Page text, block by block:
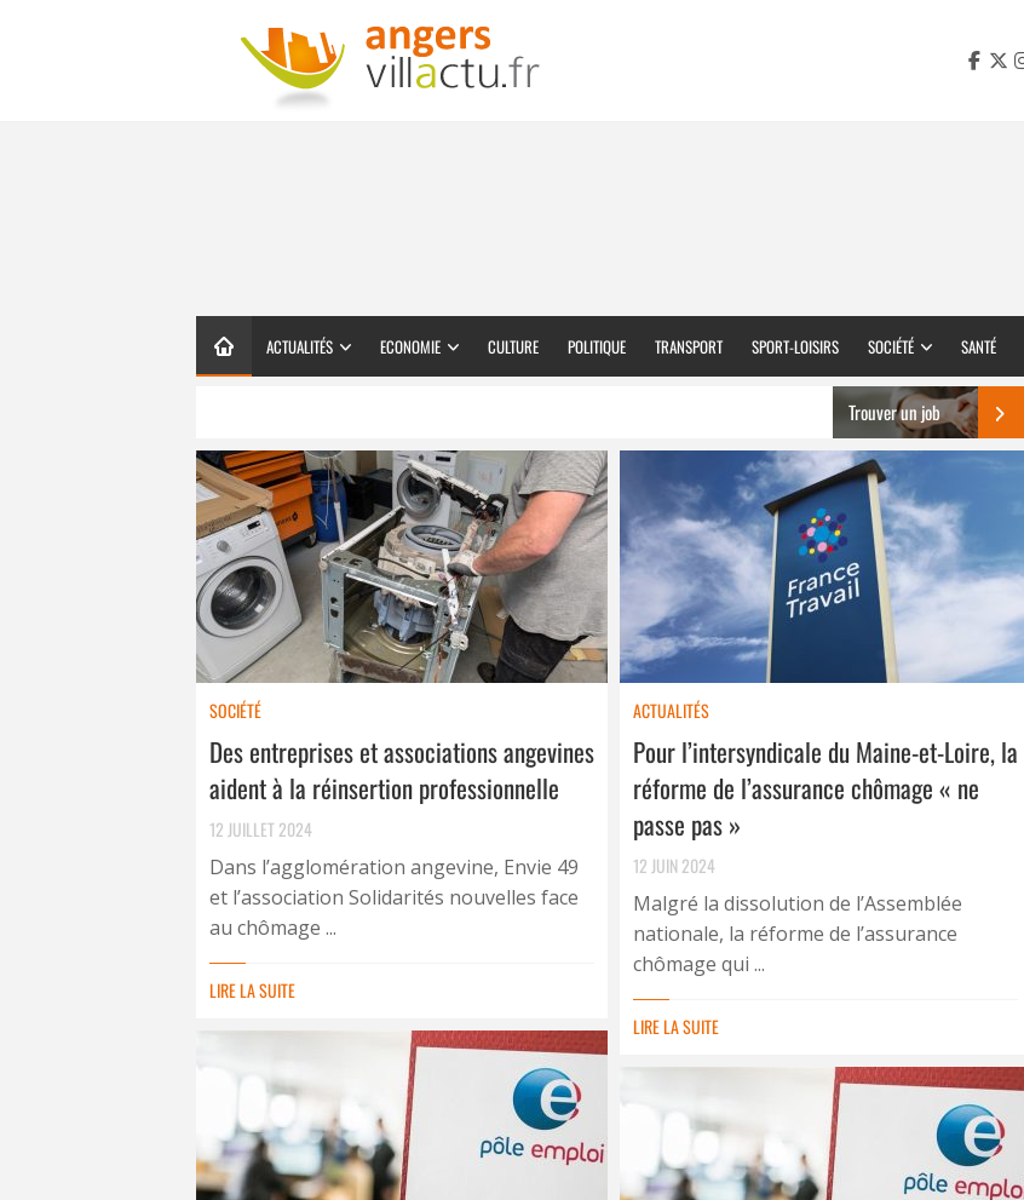
ACTUALITÉS ECONOMIE CULTURE POLITIQUE TRANSPORT SPORT-LOISIRS SOCIÉTÉ SANTÉ
Trouver un job
SOCIÉTÉ
Des entreprises et associations angevines
aident à la réinsertion professionnelle
12 JUILLET 2024
Dans l’agglomération angevine, Envie 49
et l’association Solidarités nouvelles face
au chômage ...
LIRE LA SUITE
ACTUALITÉS
Pour l’intersyndicale du Maine-et-Loire, la
réforme de l’assurance chômage « ne
passe pas »
12 JUIN 2024
Malgré la dissolution de l’Assemblée
nationale, la réforme de l’assurance
chômage qui ...
LIRE LA SUITE